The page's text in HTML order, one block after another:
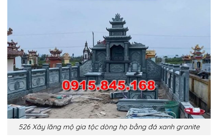
526 Xây lăng mộ gia tộc dòng họ bằng đá xanh granite